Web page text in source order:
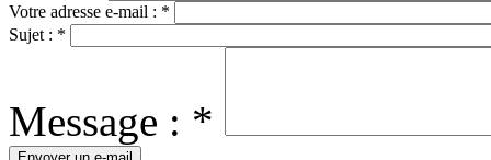
Votre adresse e-mail : *
Sujet : *
Message : *